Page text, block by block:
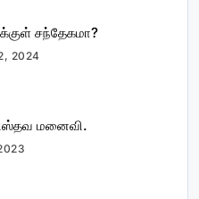
சந்தேகமா?
2024
மனைவி.